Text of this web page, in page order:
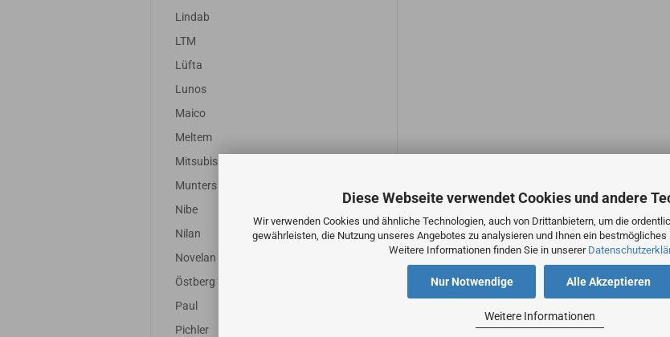
Diese Webseite verwendet Cookies und andere
Wir verwenden Cookies und ähnliche Technologien, auch von Drittanbietern, um die
gewährleisten, die Nutzung unseres Angebotes zu analysieren und Ihnen ein
Weitere Informationen finden Sie in unserer
Alle Akzeptieren
Nur Notwendige
Weitere Informationen
Lindab
LTM
Lüfta
Lunos
Maico
Meltem
Mitsubishi
Munters
Nibe
Nilan
Novelan
Östberg
Paul
Pichler